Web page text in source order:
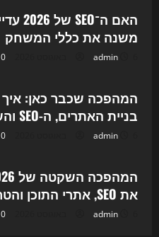
משנה את כללי המשחק
admin
0 Uncategorized
בניית האתרים, ה-SEO והשיווק הדיגיטלי ב-2026
admin
0 Uncategorized
את SEO, אתרי התוכן והטראפיק האורגני
admin
0